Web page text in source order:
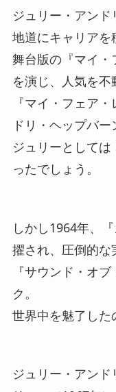
ジュリー・アンド
地道にキャリアを
舞台版の『マイ
を演じ、人気を
『マイ・フェア
ドリ・ヘップバー
ジュリーとして
ったでしょう。
しかし1964年、
擢され、圧倒的
『サウンド・オ
ク。
世界中を魅了した
ジュリー・アンド